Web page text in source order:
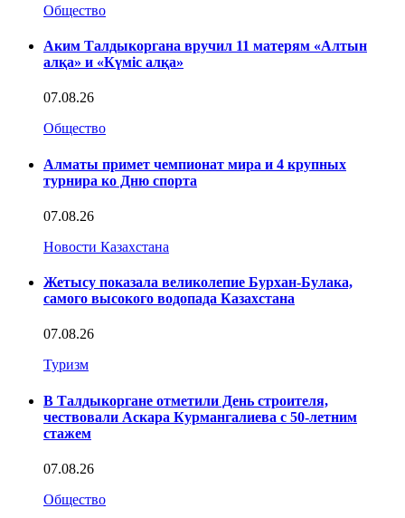
Общество
Аким Талдыкоргана вручил 11 матерям «Алтын
алқа» и «Күміс алқа»
07.08.26
Общество
Алматы примет чемпионат мира и 4 крупных
турнира ко Дню спорта
07.08.26
Новости Казахстана
Жетысу показала великолепие Бурхан-Булака,
самого высокого водопада Казахстана
07.08.26
Туризм
В Талдыкоргане отметили День строителя,
чествовали Аскара Курмангалиева с 50-летним
стажем
07.08.26
Общество